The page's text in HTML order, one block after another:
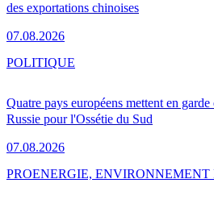
des exportations chinoises
07.08.2026
Quatre pays européens mettent en
Russie pour l'Ossétie du Sud
07.08.2026
POLITIQUE
PROENERGIE, ENVIRONNEMENT